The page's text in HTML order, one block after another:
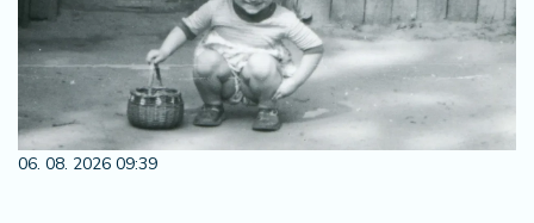
06. 08. 2026 09:39